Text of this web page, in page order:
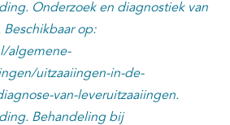
Onderzoek en diagnostiek van
op:
algemene-
uitzaaiingen-in-de-
van-leveruitzaaiingen.
Behandeling bij